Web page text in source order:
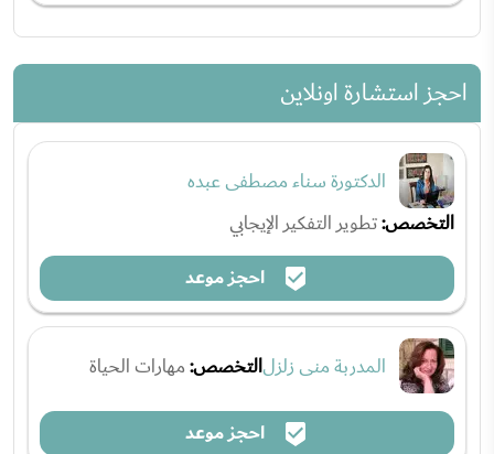
احجز استشارة اونلاين
الدكتورة سناء مصطفى عبده
التخصص:تطوير التفكير الإيجابي
احجز موعد
المدربة منى زلزلالتخصص:مهارات الحياة
احجز موعد